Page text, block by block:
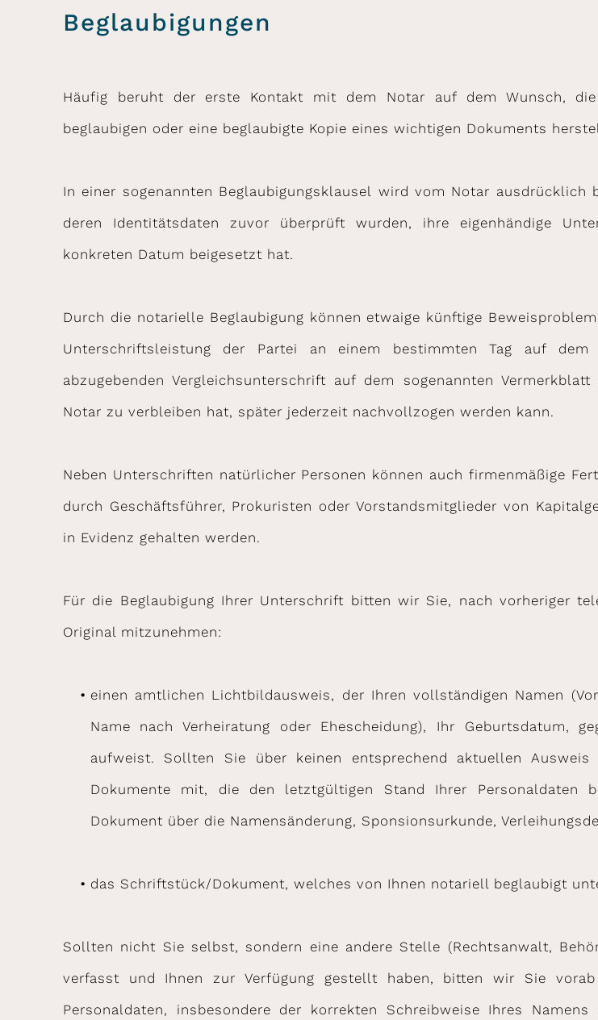
Beglaubigungen
Häufig beruht der erste Kontakt mit dem Notar auf dem Wunsch,
beglaubigen oder eine beglaubigte Kopie eines wichtigen Dokuments
In einer sogenannten Beglaubigungsklausel wird vom Notar
deren Identitätsdaten zuvor überprüft wurden, ihre eigenhändige
konkreten Datum beigesetzt hat.
Durch die notarielle Beglaubigung können etwaige künftige
Unterschriftsleistung der Partei an einem bestimmten Tag auf
abzugebenden Vergleichsunterschrift auf dem sogenannten
Notar zu verbleiben hat, später jederzeit nachvollzogen werden kann.
Neben Unterschriften natürlicher Personen können auch firmenmäßige
durch Geschäftsführer, Prokuristen oder Vorstandsmitglieder von
in Evidenz gehalten werden.
Für die Beglaubigung Ihrer Unterschrift bitten wir Sie, nach vorheriger
Original mitzunehmen:
einen amtlichen Lichtbildausweis, der Ihren vollständigen Namen
Name nach Verheiratung oder Ehescheidung), Ihr Geburtsdatum,
aufweist. Sollten Sie über keinen entsprechend aktuellen
Dokumente mit, die den letztgültigen Stand Ihrer Personaldaten
Dokument über die Namensänderung, Sponsionsurkunde,
das Schriftstück/Dokument, welches von Ihnen notariell beglaubigt
Sollten nicht Sie selbst, sondern eine andere Stelle (Rechtsanwalt,
verfasst und Ihnen zur Verfügung gestellt haben, bitten wir Sie
Personaldaten, insbesondere der korrekten Schreibweise Ihres